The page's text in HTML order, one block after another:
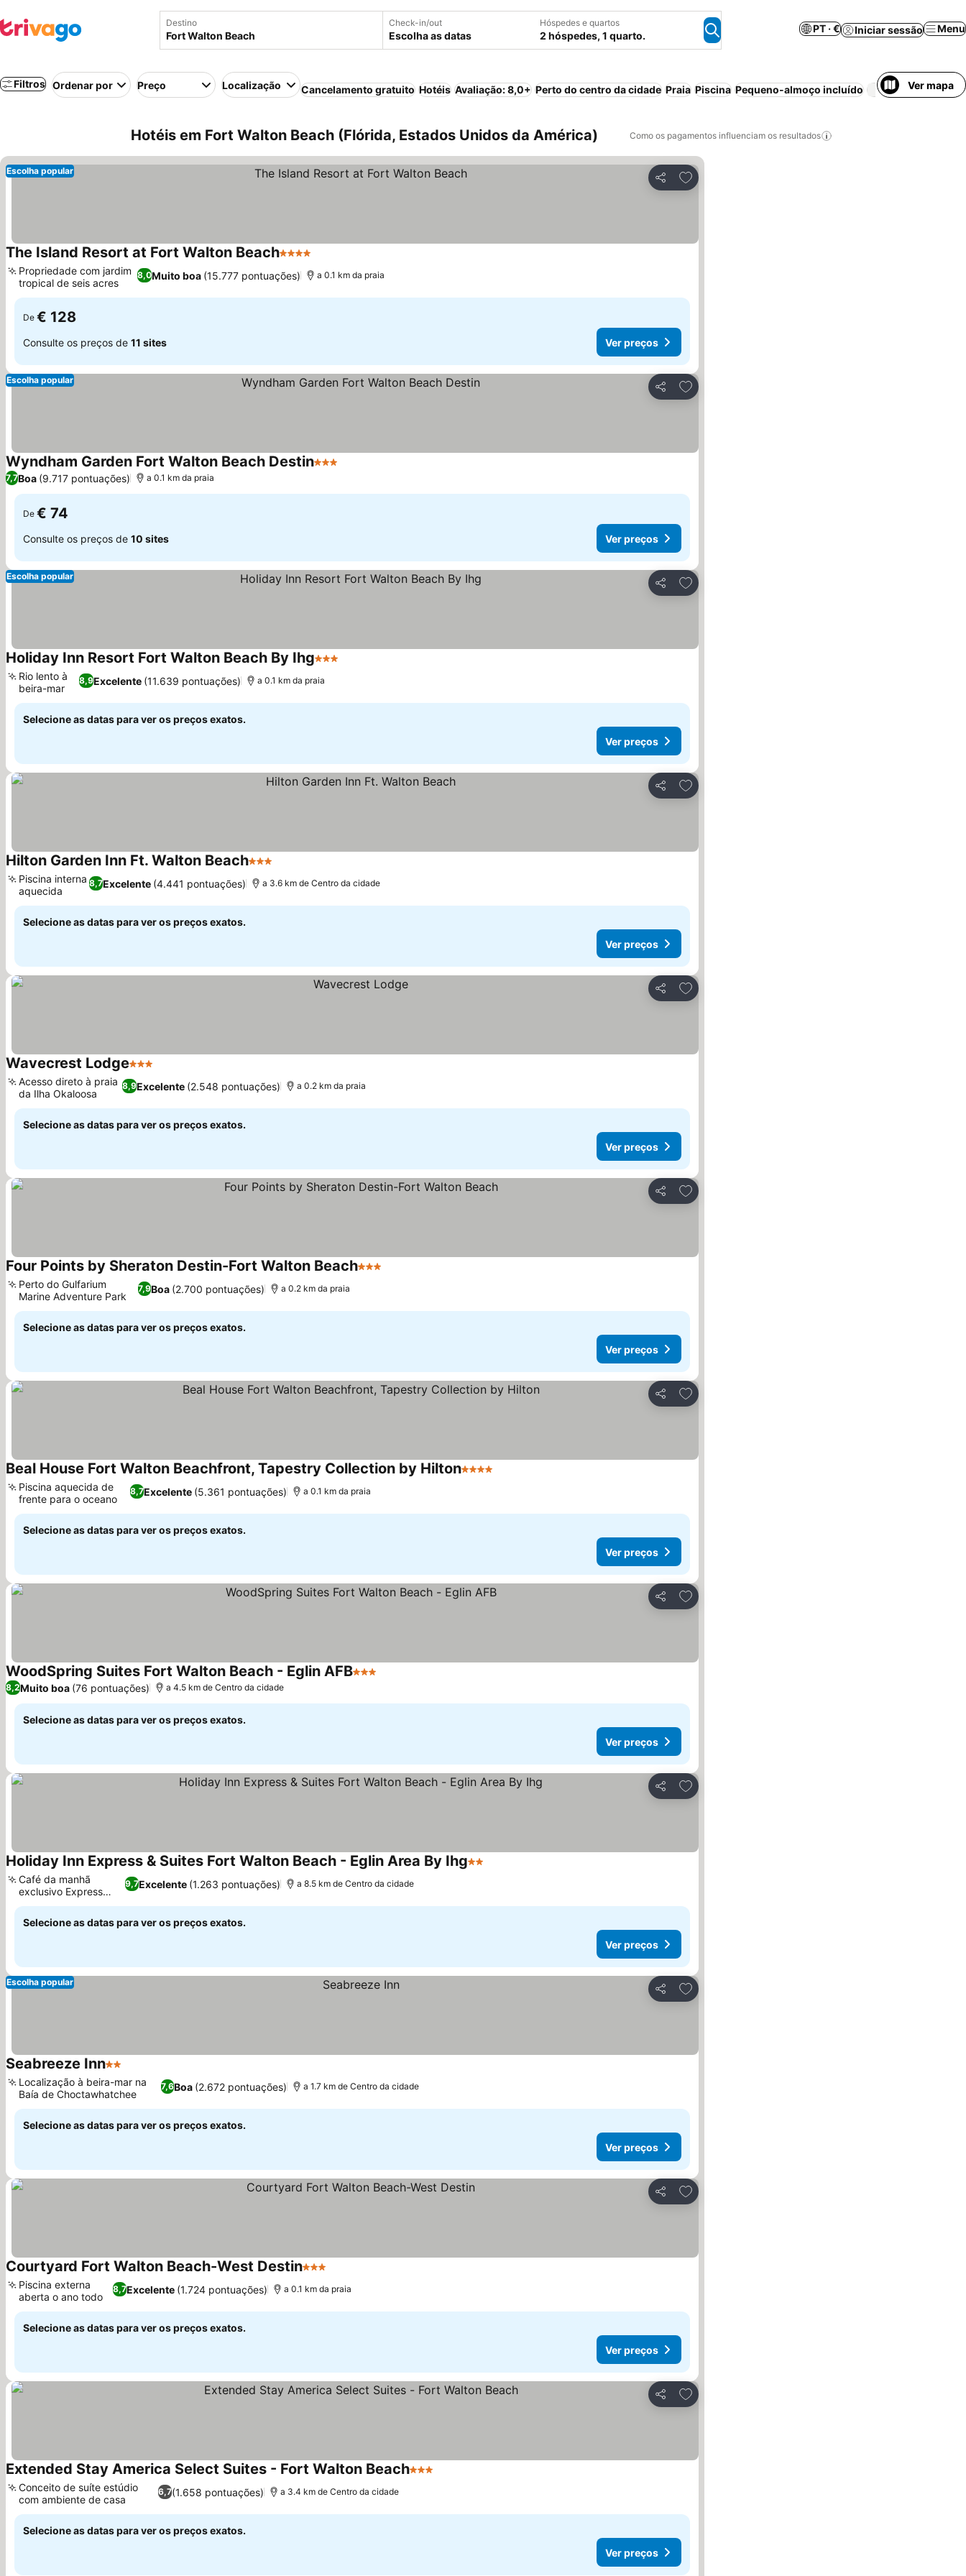
Destino Check-in/out
Escolha as datas
Hóspedes e quartos
2 hóspedes, 1 quarto.
PT · € Iniciar sessão Menu
Filtros Ordenar por Preço Localização Cancelamento gratuito Hotéis Avaliação: 8,0+ Perto do centro da cidade Praia Piscina Pequeno-almoço incluído Animais
Ver mapa
Hotéis em Fort Walton Beach (Flórida, Estados Unidos da América) Como os pagamentos influenciam os resultados
Partilhar
Adicionar aos favoritos
Escolha popular
The Island Resort at Fort Walton Beach4 Estrelas
8,0Muito boa (15.777 pontuações)
Propriedade com jardim
tropical de seis acres
a 0.1 km da praia
De € 128
Consulte os preços de 11 sites Ver preços
Partilhar
Adicionar aos favoritos
Escolha popular
Wyndham Garden Fort Walton Beach Destin3 Estrelas
7,7Boa (9.717 pontuações) a 0.1 km da praia
De € 74
Consulte os preços de 10 sites Ver preços
Partilhar
Adicionar aos favoritos
Escolha popular
Holiday Inn Resort Fort Walton Beach By Ihg3 Estrelas
8,9Excelente (11.639 pontuações)
Rio lento à
beira-mar
a 0.1 km da praia
Selecione as datas para ver os preços exatos.
Ver preços
Partilhar
Adicionar aos favoritos
Hilton Garden Inn Ft. Walton Beach3 Estrelas
8,7Excelente (4.441 pontuações)
Piscina interna
aquecida
a 3.6 km de Centro da cidade
Selecione as datas para ver os preços exatos.
Ver preços
Partilhar
Adicionar aos favoritos
Wavecrest Lodge3 Estrelas
8,9Excelente (2.548 pontuações)
Acesso direto à praia
da Ilha Okaloosa
a 0.2 km da praia
Selecione as datas para ver os preços exatos.
Ver preços
Partilhar
Adicionar aos favoritos
Four Points by Sheraton Destin-Fort Walton Beach3 Estrelas
7,9Boa (2.700 pontuações)
Perto do Gulfarium
Marine Adventure Park
a 0.2 km da praia
Selecione as datas para ver os preços exatos.
Ver preços
Partilhar
Adicionar aos favoritos
Beal House Fort Walton Beachfront, Tapestry Collection by Hilton4 Estrelas
8,7Excelente (5.361 pontuações)
Piscina aquecida de
frente para o oceano
a 0.1 km da praia
Selecione as datas para ver os preços exatos.
Ver preços
Partilhar
Adicionar aos favoritos
WoodSpring Suites Fort Walton Beach - Eglin AFB3 Estrelas
8,2Muito boa (76 pontuações) a 4.5 km de Centro da cidade
Selecione as datas para ver os preços exatos.
Ver preços
Partilhar
Adicionar aos favoritos
Holiday Inn Express & Suites Fort Walton Beach - Eglin Area By Ihg2 Estrelas
9,7Excelente (1.263 pontuações)
Café da manhã
exclusivo Express
Start
a 8.5 km de Centro da cidade
Selecione as datas para ver os preços exatos.
Ver preços
Partilhar
Adicionar aos favoritos
Escolha popular
Seabreeze Inn2 Estrelas
7,6Boa (2.672 pontuações)
Localização à beira-mar na
Baía de Choctawhatchee
a 1.7 km de Centro da cidade
Selecione as datas para ver os preços exatos.
Ver preços
Partilhar
Adicionar aos favoritos
Courtyard Fort Walton Beach-West Destin3 Estrelas
8,7Excelente (1.724 pontuações)
Piscina externa
aberta o ano todo
a 0.1 km da praia
Selecione as datas para ver os preços exatos.
Ver preços
Partilhar
Adicionar aos favoritos
Extended Stay America Select Suites - Fort Walton Beach3 Estrelas
6,7(1.658 pontuações)
Conceito de suíte estúdio
com ambiente de casa
a 3.4 km de Centro da cidade
Selecione as datas para ver os preços exatos.
Ver preços